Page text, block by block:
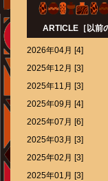
ARTICLE［以前
2026年04月 [4]
2025年12月 [3]
2025年11月 [3]
2025年09月 [4]
2025年07月 [6]
2025年03月 [3]
2025年02月 [3]
2025年01月 [3]